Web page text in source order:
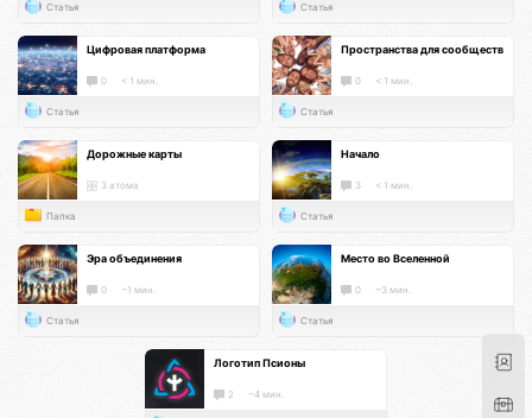
Статья Статья
Цифровая платформа
0 < 1 мин.
Статья
Пространства для сообществ
0 < 1 мин.
Статья
Дорожные карты
3 атома
Папка
Начало
3 < 1 мин.
Статья
Эра объединения
0 ~1 мин.
Статья
Место во Вселенной
0 ~3 мин.
Статья
Логотип Псионы
2 ~4 мин.